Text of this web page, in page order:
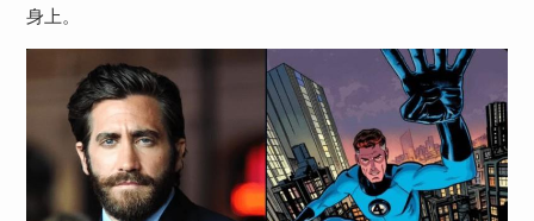
身上。